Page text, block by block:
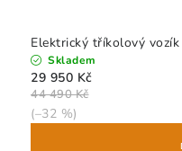
Elektrický tříkolový
Skladem
29 950 Kč
44 490 Kč
(–32 %)